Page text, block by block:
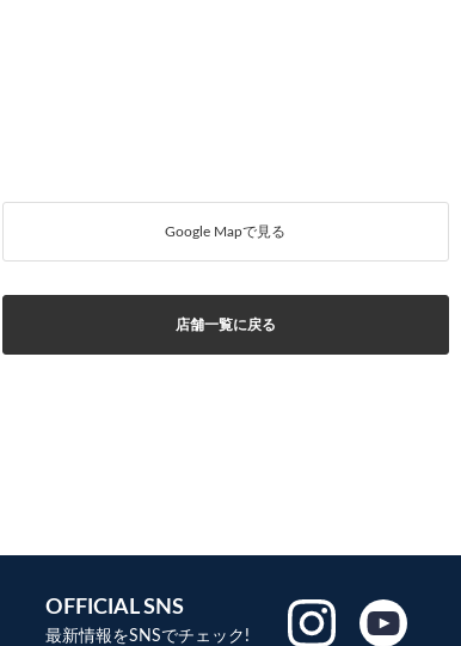
Google Mapで見る
店舗一覧に戻る
OFFICIAL SNS
最新情報をSNSでチェック!